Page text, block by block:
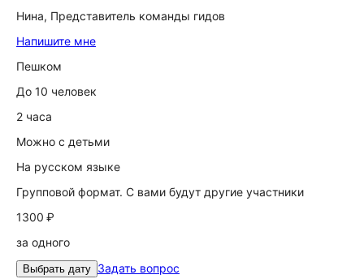
Нина, Представитель команды гидов
Напишите мне
Пешком
До 10 человек
2 часа
Можно с детьми
На русском языке
Групповой формат. С вами будут другие участники
1300 ₽
за одного
Выбрать дату Задать вопрос